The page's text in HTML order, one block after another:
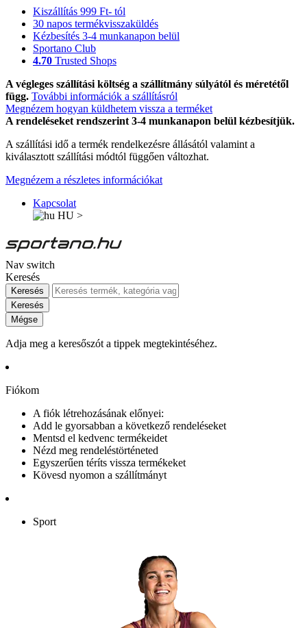
Kiszállítás 999 Ft- tól
30 napos termékvisszaküldés
Kézbesítés 3-4 munkanapon belül
Sportano Club
4.70 Trusted Shops
A végleges szállítási költség a szállítmány súlyától és méretétől
függ. További információk a szállításról
Megnézem hogyan küldhetem vissza a terméket
A rendeléseket rendszerint 3-4 munkanapon belül kézbesítjük.
A szállítási idő a termék rendelkezésre állásától valamint a
kiválasztott szállítási módtól függően változhat.
Megnézem a részletes információkat
Kapcsolat
HU >
Nav switch
Keresés
Keresés
Keresés
Mégse
Adja meg a keresőszót a tippek megtekintéséhez.
Fiókom
A fiók létrehozásának előnyei:
Add le gyorsabban a következő rendeléseket
Mentsd el kedvenc termékeidet
Nézd meg rendeléstörténeted
Egyszerűen téríts vissza termékeket
Kövesd nyomon a szállítmányt
Sport